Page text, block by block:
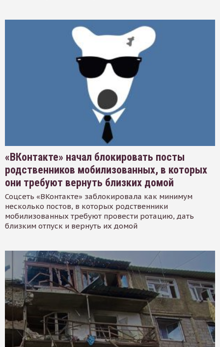
«ВКонтакте» начал блокировать посты
родственников мобилизованных, в которых
они требуют вернуть близких домой
Соцсеть «ВКонтакте» заблокировала как минимум
несколько постов, в которых родственники
мобилизованных требуют провести ротацию, дать
близким отпуск и вернуть их домой